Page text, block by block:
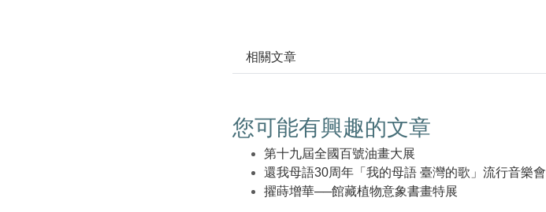
相關文章
您可能有興趣的文章
第十九屆全國百號油畫大展
還我母語30周年「我的母語 臺灣的歌」流行音樂會
擢蒔增華──館藏植物意象書畫特展